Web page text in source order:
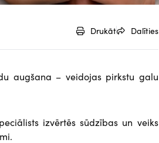
Drukāt Dalīties
augšana – veidojas pirkstu galu
izvērtēs sūdzības un veiks